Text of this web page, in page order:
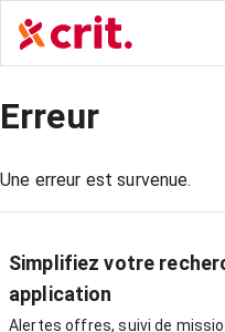
Erreur
Une erreur est survenue.
Simplifiez votre
application
Alertes offres, suivi de